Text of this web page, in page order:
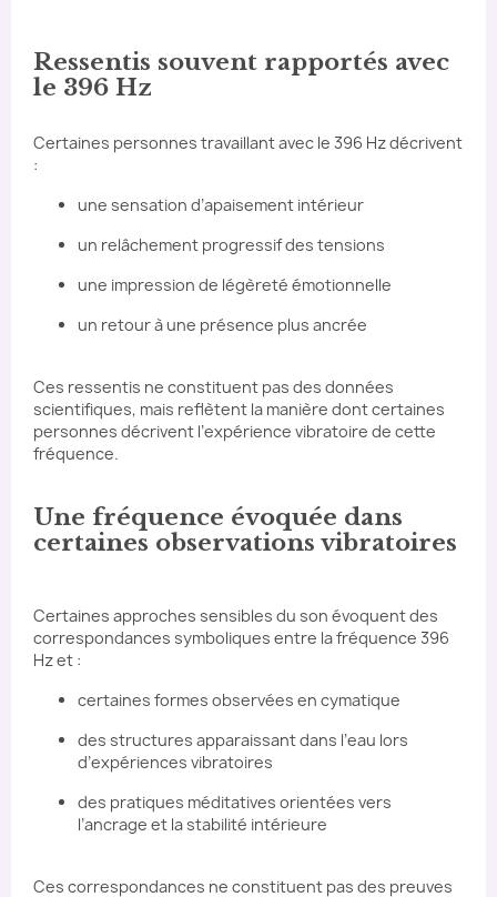
Ressentis souvent rapportés avec
le 396 Hz
Certaines personnes travaillant avec le 396 Hz décrivent
:
une sensation d’apaisement intérieur
un relâchement progressif des tensions
une impression de légèreté émotionnelle
un retour à une présence plus ancrée
Ces ressentis ne constituent pas des données
scientifiques, mais reflètent la manière dont certaines
personnes décrivent l’expérience vibratoire de cette
fréquence.
Une fréquence évoquée dans
certaines observations vibratoires
Certaines approches sensibles du son évoquent des
correspondances symboliques entre la fréquence 396
Hz et :
certaines formes observées en cymatique
des structures apparaissant dans l’eau lors
d’expériences vibratoires
des pratiques méditatives orientées vers
l’ancrage et la stabilité intérieure
Ces correspondances ne constituent pas des preuves